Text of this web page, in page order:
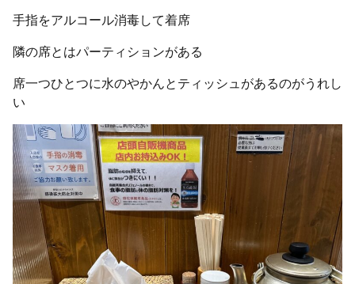
手指をアルコール消毒して着席
隣の席とはパーティションがある
席一つひとつに水のやかんとティッシュがあるのがうれし
い